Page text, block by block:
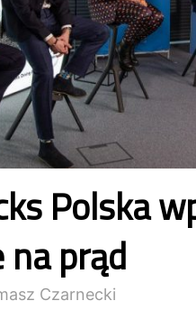
Polska
na prąd
Czarnecki